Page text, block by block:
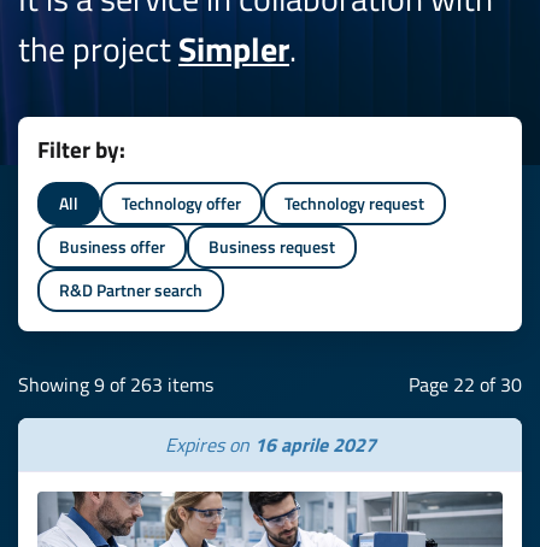
the projectSimpler.
Filter by:
All Technology offer
Technology request
Business offer
Business request
R&D Partner search
Showing 9 of 263 items Page 22 of 30
Expires on 16 aprile 2027